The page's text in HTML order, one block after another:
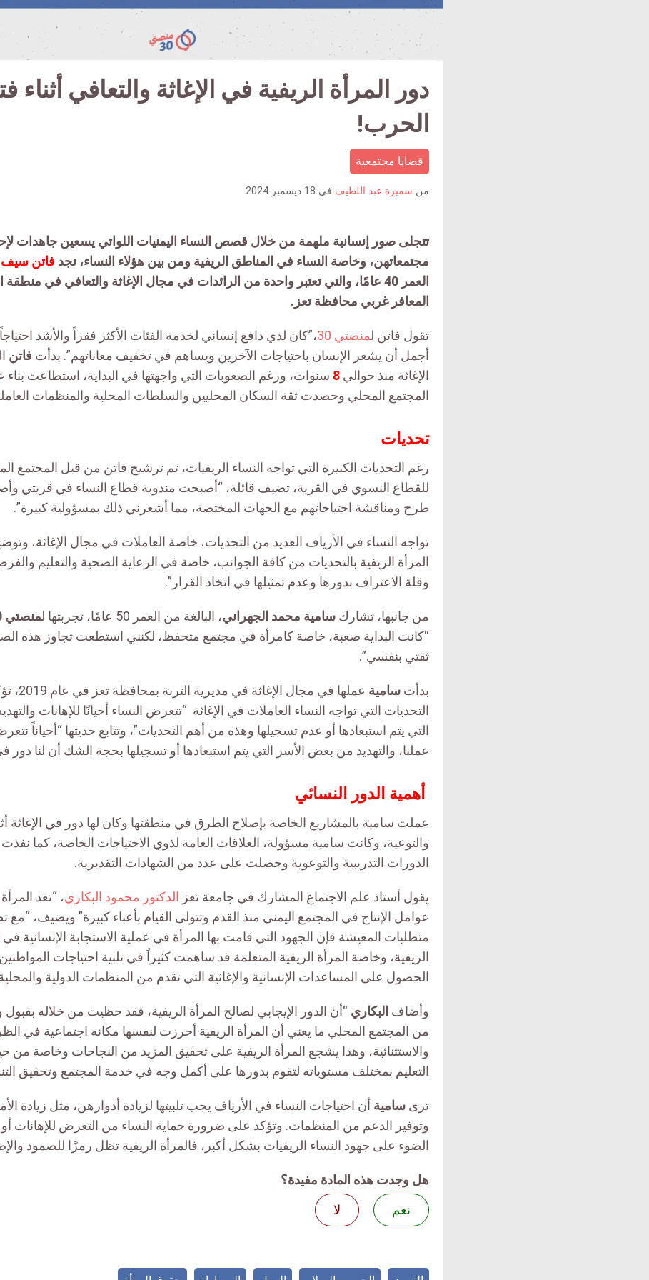
دور المرأة الريفية في الإغاثة والتعافي أثناء
الحرب!
قضايا مجتمعية
من سميرة عبد اللطيف في 18 ديسمبر 2024
تتجلى صور إنسانية ملهمة من خلال قصص النساء اليمنيات اللواتي يسعين جاهدات
مجتمعاتهن، وخاصة النساء في المناطق الريفية ومن بين هؤلاء النساء، نجد فاتن
العمر 40 عامًا، والتي تعتبر واحدة من الرائدات في مجال الإغاثة والتعافي في منطقة
المعافر غربي محافظة تعز.
تقول فاتن لمنصتي 30
،”كان لدي دافع إنساني لخدمة الفئات الأكثر فقراً والأشد
أجمل أن يشعر الإنسان باحتياجات الآخرين ويساهم في تخفيف معاناتهم”. بدأت فاتن
الإغاثة منذ حوالي 8 سنوات، ورغم الصعوبات التي واجهتها في البداية، استطاعت بناء
المجتمع المحلي وحصدت ثقة السكان المحليين والسلطات المحلية والمنظمات
تحديات
رغم التحديات الكبيرة التي تواجه النساء الريفيات، تم ترشيح فاتن من قبل المجتمع
للقطاع النسوي في القرية، تضيف قائلة، “أصبحت مندوبة قطاع النساء في قريتي
طرح ومناقشة احتياجاتهم مع الجهات المختصة، مما أشعرني ذلك بمسؤولية كبيرة”.
تواجه النساء في الأرياف العديد من التحديات، خاصة العاملات في مجال الإغاثة،
المرأة الريفية بالتحديات من كافة الجوانب، خاصة في الرعاية الصحية والتعليم
وقلة الاعتراف بدورها وعدم تمثيلها في اتخاذ القرار”.
من جانبها، تشارك سامية محمد الجهراني، البالغة من العمر 50 عامًا، تجربتها ل منصتي 30
“كانت البداية صعبة، خاصة كامرأة في مجتمع متحفظ، لكنني استطعت تجاوز هذه
ثقتي بنفسي”.
بدأت سامية
عملها في مجال
التحديات التي تواجه النساء العاملات في الإغاثة “تتعرض النساء أحيانًا للإهانات
التي يتم استبعادها أو عدم تسجيلها وهذه من أهم التحديات”، وتتابع حديثها “أحياناً
عملنا، والتهديد من بعض الأسر التي يتم استبعادها أو تسجيلها بحجة الشك أن لنا دور
أهمية الدور النسائي
عملت سامية بالمشاريع الخاصة بإصلاح الطرق في منطقتها وكان لها دور في الإغاثة
والتوعية، وكانت سامية مسؤولة، العلاقات العامة لذوي الاحتياجات الخاصة، كما
الدورات التدريبية والتوعوية وحصلت على عدد من الشهادات التقديرية.
يقول أستاذ علم الاجتماع المشارك في جامعة تعز الدكتور محمود البكاري، “تعد
عوامل الإنتاج في المجتمع اليمني منذ القدم وتتولى القيام بأعباء كبيرة” ويضيف، “مع
متطلبات المعيشة فإن الجهود التي قامت بها المرأة في عملية الاستجابة الإنسانية في
الريفية، وخاصة المرأة الريفية المتعلمة قد ساهمت كثيراً في تلبية احتياجات
الحصول على المساعدات الإنسانية والإغاثية التي تقدم من المنظمات الدولية
وأضاف البكاري “أن الدور الإيجابي لصالح المرأة الريفية، فقد حظيت من خلاله
من المجتمع المحلي ما يعني أن المرأة الريفية أحرزت لنفسها مكانه اجتماعية في
والاستثنائية، وهذا يشجع المرأة الريفية على تحقيق المزيد من النجاحات وخاصة من
التعليم بمختلف مستوياته لتقوم بدورها على أكمل وجه في خدمة المجتمع وتحقيق
ترى سامية أن احتياجات النساء في الأرياف يجب تلبيتها لزيادة أدوارهن، مثل زيادة
وتوفير الدعم من المنظمات. وتؤكد على ضرورة حماية النساء من التعرض للإهانات
الضوء على جهود النساء الريفيات بشكل أكبر، فالمرأة الريفية تظل رمزًا للصمود
هل وجدت هذه المادة مفيدة؟
نعم
لا